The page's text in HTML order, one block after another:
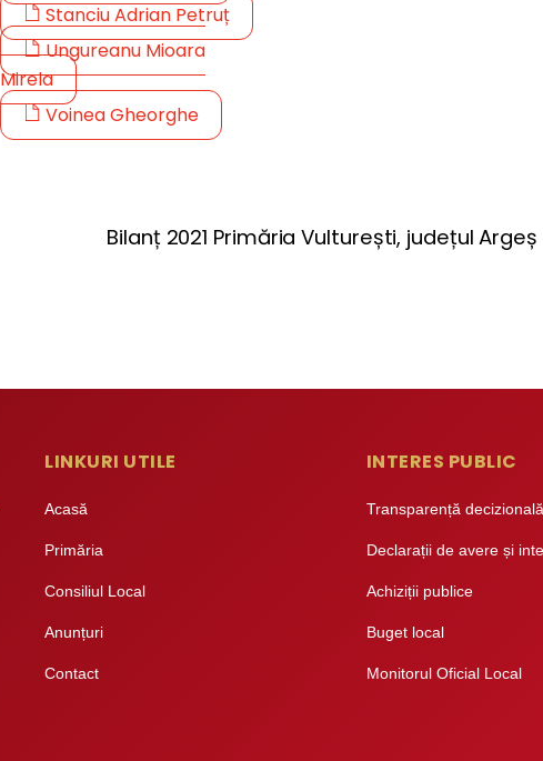
Stanciu Adrian Petruț
Ungureanu Mioara
Mirela
Voinea Gheorghe
Bilanț 2021 Primăria Vulturești, județul Argeș
LINKURI UTILE
Acasă
Primăria
Consiliul Local
Anunțuri
Contact
INTERES PUBLIC
Transparență decizională
Declarații de avere și
Achiziții publice
Buget local
Monitorul Oficial Local